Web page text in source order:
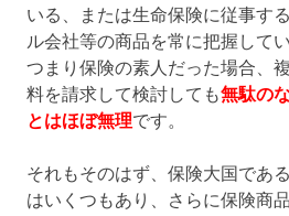
いる、または生命保険に従事す
ル会社等の商品を常に把握して
つまり保険の素人だった場合、
料を請求して検討しても無駄の
とはほぼ無理です。
それもそのはず、保険大国であ
はいくつもあり、さらに保険商